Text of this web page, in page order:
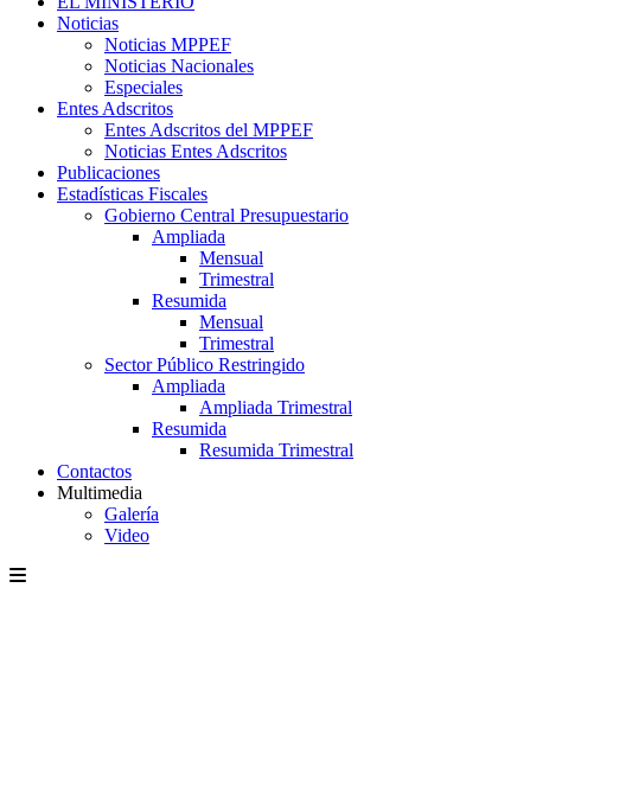
Noticias
Noticias MPPEF
Noticias Nacionales
Especiales
Entes Adscritos
Entes Adscritos del MPPEF
Noticias Entes Adscritos
Publicaciones
Estadísticas Fiscales
Gobierno Central Presupuestario
Ampliada
Mensual
Trimestral
Resumida
Mensual
Trimestral
Sector Público Restringido
Ampliada
Ampliada Trimestral
Resumida
Resumida Trimestral
Contactos
Multimedia
Galería
Video